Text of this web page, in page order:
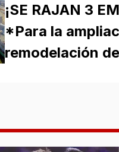
¡SE RAJAN 3
*Para la
remodelación